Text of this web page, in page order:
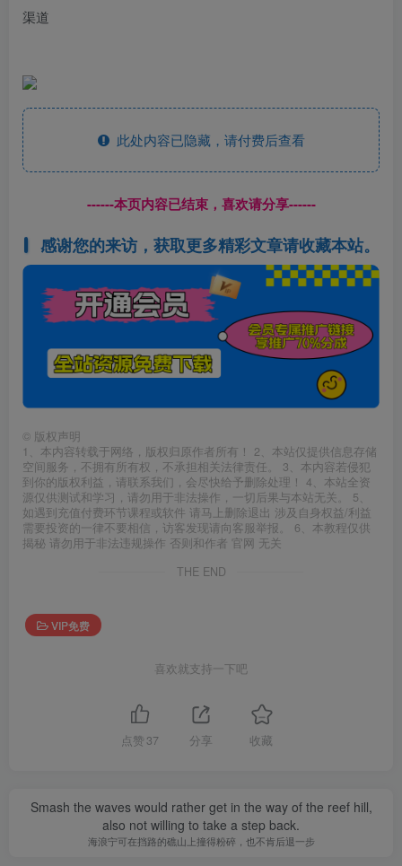
渠道
此处内容已隐藏，请付费后查看
------本页内容已结束，喜欢请分享------
感谢您的来访，获取更多精彩文章请收藏本站。
© 版权声明
1、本内容转载于网络，版权归原作者所有！ 2、本站仅提供信息存储
空间服务，不拥有所有权，不承担相关法律责任。 3、本内容若侵犯
到你的版权利益，请联系我们，会尽快给予删除处理！ 4、本站全资
源仅供测试和学习，请勿用于非法操作，一切后果与本站无关。 5、
如遇到充值付费环节课程或软件 请马上删除退出 涉及自身权益/利益
需要投资的一律不要相信，访客发现请向客服举报。 6、本教程仅供
揭秘 请勿用于非法违规操作 否则和作者 官网 无关
THE END
VIP免费
喜欢就支持一下吧
点赞 37 分享 收藏
Smash the waves would rather get in the way of the reef hill,
also not willing to take a step back.
海浪宁可在挡路的礁山上撞得粉碎，也不肯后退一步